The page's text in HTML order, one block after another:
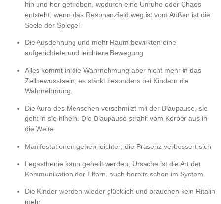
hin und her getrieben, wodurch eine Unruhe oder Chaos
entsteht; wenn das Resonanzfeld weg ist vom Außen ist die
Seele der Spiegel
Die Ausdehnung und mehr Raum bewirkten eine
aufgerichtete und leichtere Bewegung
Alles kommt in die Wahrnehmung aber nicht mehr in das
Zellbewusstsein; es stärkt besonders bei Kindern die
Wahrnehmung.
Die Aura des Menschen verschmilzt mit der Blaupause, sie
geht in sie hinein. Die Blaupause strahlt vom Körper aus in
die Weite.
Manifestationen gehen leichter; die Präsenz verbessert sich
Legasthenie kann geheilt werden; Ursache ist die Art der
Kommunikation der Eltern, auch bereits schon im System
Die Kinder werden wieder glücklich und brauchen kein Ritalin
mehr